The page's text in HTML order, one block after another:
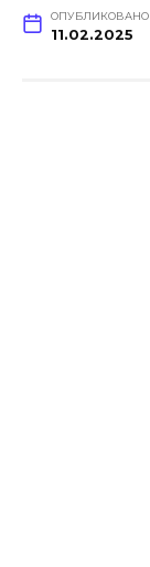
ОПУБЛИКОВАНО
11.02.2025